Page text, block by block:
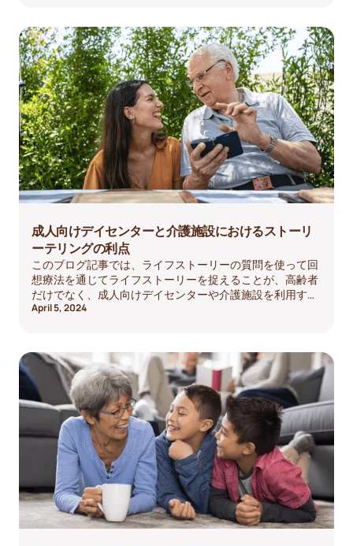
成人向けデイセンターと介護施設におけるストーリ
ーテリングの利点
このブログ記事では、ライフストーリーの質問を使って回
想療法を通じてライフストーリーを捉えることが、高齢者
だけでなく、成人向けデイセンターや介護施設を利用する
すべての人にどのように役立つかを探ります。個人的な話
の療法は、個人が自分の人生を振り返り、認知機能を刺激
し、全体的な生活の質を向上させるための治療手段となり
得ます。記憶や個人的な経験を保存することで、たとえ身
体的・認知的課題に直面しても、個人がアイデンティティ
と目的意識を維持できるよう支援することができます。
April 5, 2024